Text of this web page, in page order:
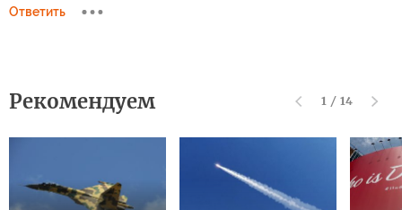
Ответить
Рекомендуем 1 / 14